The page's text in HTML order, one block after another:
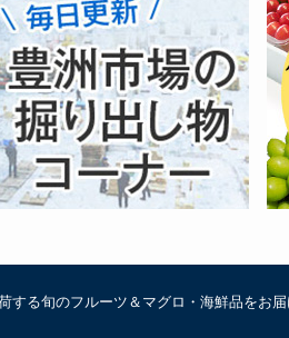
する旬のフルーツ＆マグロ・海鮮品をお